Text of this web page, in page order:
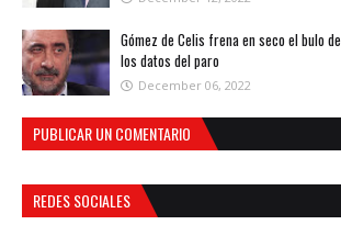
Gómez de Celis frena en seco el bulo
los datos del paro
December 06, 2022
PUBLICAR UN COMENTARIO
REDES SOCIALES